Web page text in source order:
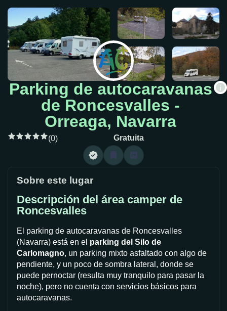
Parking de autocaravanas
de Roncesvalles -
Orreaga, Navarra
(0) Gratuita
Sobre este lugar
Descripción del área camper de
Roncesvalles
El parking de autocaravanas de Roncesvalles
(Navarra) está en el parking del Silo de
Carlomagno, un parking mixto asfaltado con algo de
pendiente, y un poco de sombra lateral, donde se
puede pernoctar (resulta muy tranquilo para pasar la
noche), pero no cuenta con servicios básicos para
autocaravanas.